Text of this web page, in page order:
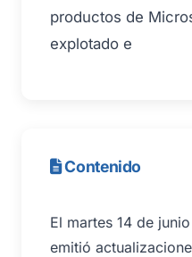
productos de
explotado e
Contenido
El martes 14 de
emitió